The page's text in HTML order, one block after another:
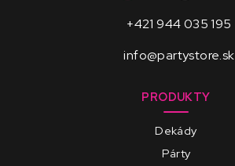
+421 944 035 195
info@partystore.sk
PRODUKTY
Dekády
Párty